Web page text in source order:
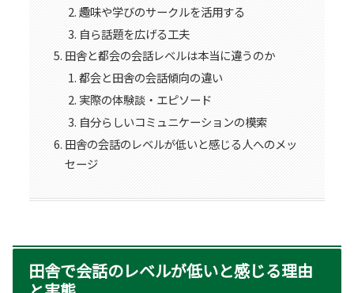
趣味や学びのサークルを活用する
自ら話題を広げる工夫
田舎と都会の会話レベルは本当に違うのか
都会と田舎の会話傾向の違い
実際の体験談・エピソード
自分らしいコミュニケーションの模索
田舎の会話のレベルが低いと感じる人へのメッ
セージ
田舎で会話のレベルが低いと感じる理由